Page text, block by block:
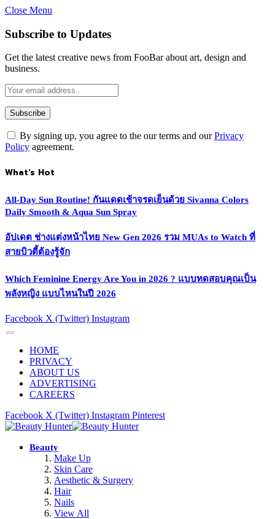
Close Menu
Subscribe to Updates
Get the latest creative news from FooBar about art, design and
business.
By signing up, you agree to the our terms and ourPrivacy
Policy agreement.
What's Hot
All-Day Sun Routine! กันแดดเช้าจรดเย็นด้วย Sivanna Colors
Daily Smooth & Aqua Sun Spray
อัปเดต ช่างแต่งหน้าไทย New Gen 2026 รวม MUAs to Watch ที่
สายบิวตี้ต้องรู้จัก
Which Feminine Energy Are You in 2026 ? แบบทดสอบคุณเป็น
พลังหญิง แบบไหนในปี 2026
Facebook X (Twitter) Instagram
HOME
PRIVACY
ABOUT US
ADVERTISING
CAREERS
Facebook X (Twitter) Instagram Pinterest
Beauty
Make Up
Skin Care
Aesthetic & Surgery
Hair
Nails
View All